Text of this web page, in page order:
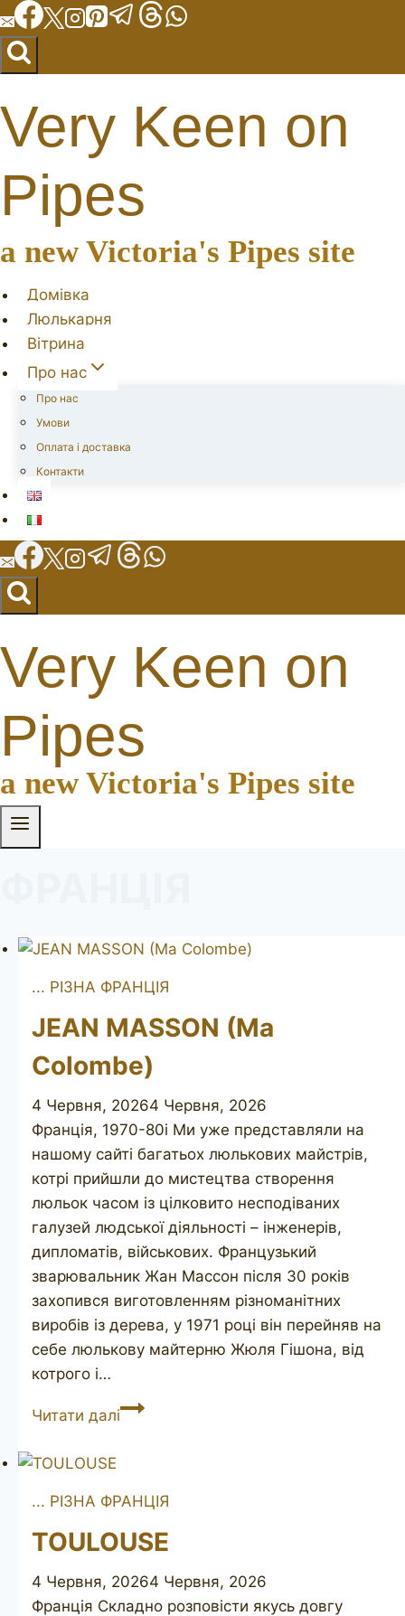
Перейти
до
вмісту
Very Keen on
Pipes
a new Victoria's Pipes site
Домівка
Люлькарня
Вітрина
Про нас
Про нас
Умови
Оплата і доставка
Контакти
Very Keen on
Pipes
a new Victoria's Pipes site
... РІЗНА ФРАНЦІЯ
JEAN MASSON (Ma
Colombe)
4 Червня, 20264 Червня, 2026
Франція, 1970-80і Ми уже представляли на
нашому сайті багатьох люлькових майстрів,
котрі прийшли до мистецтва створення
люльок часом із цілковито несподіваних
галузей людської діяльності – інженерів,
дипломатів, військових. Французький
зварювальник Жан Массон після 30 років
захопився виготовленням різноманітних
виробів із дерева, у 1971 році він перейняв на
себе люлькову майтерню Жюля Гішона, від
котрого і…
Читати даліJEAN
... РІЗНА ФРАНЦІЯ
TOULOUSE
4 Червня, 20264 Червня, 2026
Франція Складно розповісти якусь довгу